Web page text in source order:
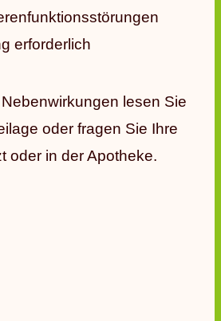
erforderlich
lesen Sie
oder fragen Sie Ihre
oder in der Apotheke.